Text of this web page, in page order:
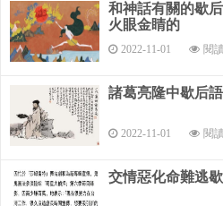
和神話有關的歇
火眼金睛的
2022-11-01 閱
諸葛亮隆中歇后
2022-11-01 閱
交情惡化命難逃